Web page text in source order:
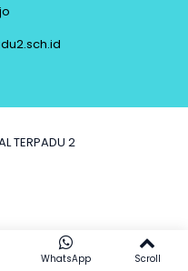
TERPADU 2
WhatsApp Scroll